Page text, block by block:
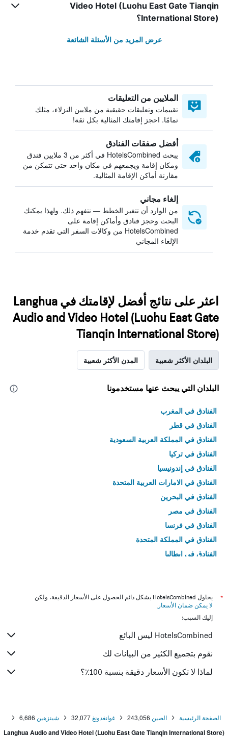
Video Hotel (Luohu East Gate Tianqin
International Store)؟
عرض المزيد من الأسئلة الشائعة
الملايين من التعليقات
تقييمات وتعليقات حقيقية من ملايين النزلاء، مثلك
تمامًا. احجز إقامتك المثالية بكل ثقة!
أفضل صفقات الفنادق
يبحث HotelsCombined في أكثر من 3 ملايين فندق
ومكان إقامة ويجمعهم في مكان واحد حتى تتمكن من
مقارنة أماكن الإقامة المثالية.
إلغاء مجاني
من الوارد أن تتغير الخطط — نتفهم ذلك. ولهذا يمكنك
البحث وحجز فنادق وأماكن إقامة على
HotelsCombined من وكالات السفر التي تقدم خدمة
الإلغاء المجاني
اعثر على نتائج أفضل لإقامتك في Langhua
Audio and Video Hotel (Luohu East Gate
Tianqin International Store)
البلدان الأكثر شعبية المدن الأكثر شعبية
البلدان التي يبحث عنها مستخدمونا
الفنادق في المغرب
الفنادق في قطر
الفنادق في المملكة العربية السعودية
الفنادق في تركيا
الفنادق في إندونيسيا
الفنادق في الامارات العربية المتحدة
الفنادق في البحرين
الفنادق في مصر
الفنادق في فرنسا
الفنادق في المملكة المتحدة
الفنادق في إيطاليا
*
يحاول HotelsCombined بشكل دائم الحصول على الأسعار الدقيقة، ولكن
لا يمكن ضمان الأسعار .
إليك السبب:
HotelsCombined ليس البائع
نقوم بتجميع الكثير من البيانات لك
لماذا لا تكون الأسعار دقيقة بنسبة 100٪؟
الصفحة الرئيسية الصين 243,056 غوانغدونغ 32,077 شينزهين 6,686
Langhua Audio and Video Hotel (Luohu East Gate Tianqin International Store)